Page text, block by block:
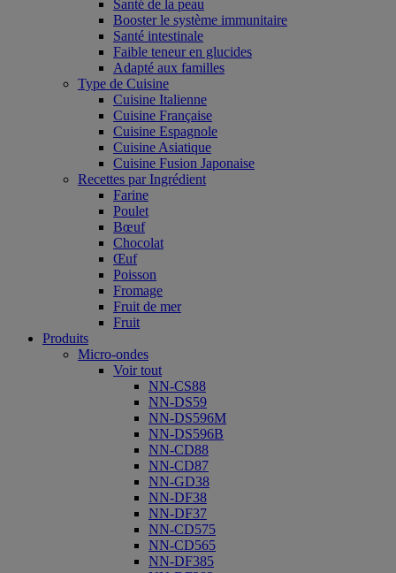
Santé de la peau
Booster le système immunitaire
Santé intestinale
Faible teneur en glucides
Adapté aux familles
Type de Cuisine
Cuisine Italienne
Cuisine Française
Cuisine Espagnole
Cuisine Asiatique
Cuisine Fusion Japonaise
Recettes par Ingrédient
Farine
Poulet
Bœuf
Chocolat
Œuf
Poisson
Fromage
Fruit de mer
Fruit
Produits
Micro-ondes
Voir tout
NN-CS88
NN-DS59
NN-DS596M
NN-DS596B
NN-CD88
NN-CD87
NN-GD38
NN-DF38
NN-DF37
NN-CD575
NN-CD565
NN-DF385